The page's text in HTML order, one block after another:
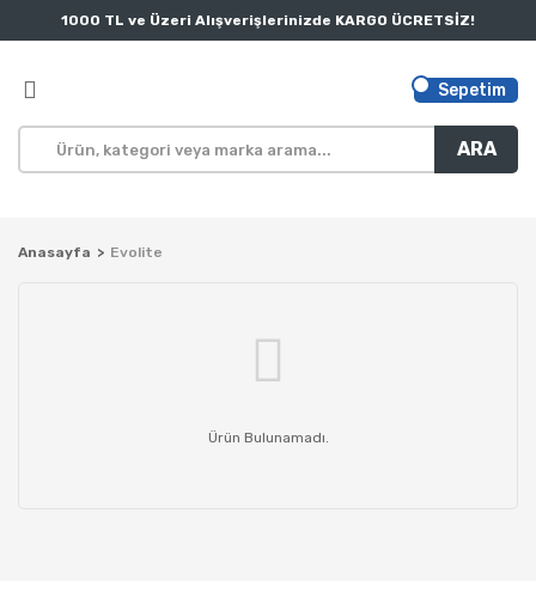
1000 TL ve Üzeri Alışverişlerinizde KARGO ÜCRETSİZ!
ARA
Sepetim
Anasayfa Evolite
Ürün Bulunamadı.